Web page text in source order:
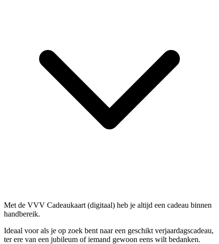
Met de VVV Cadeaukaart (digitaal) heb je altijd een cadeau binnen
handbereik.
Ideaal voor als je op zoek bent naar een geschikt verjaardagscadeau,
ter ere van een jubileum of iemand gewoon eens wilt bedanken.